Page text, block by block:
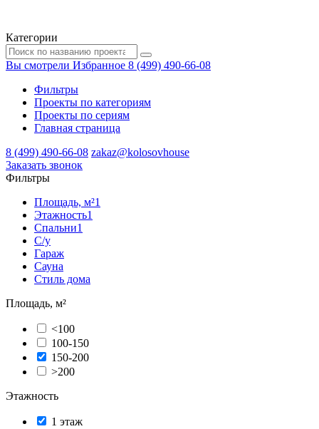
Категории
Вы смотрели Избранное 8 (499) 490-66-08
Фильтры
Проекты по категориям
Проекты по сериям
Главная страница
8 (499) 490-66-08 zakaz@kolosovhouse
3аказать звонок
Фильтры
Площадь, м²1
Этажность1
Спальни1
С/у
Гараж
Сауна
Стиль дома
Площадь, м²
<100
100-150
150-200
>200
Этажность
1 этаж